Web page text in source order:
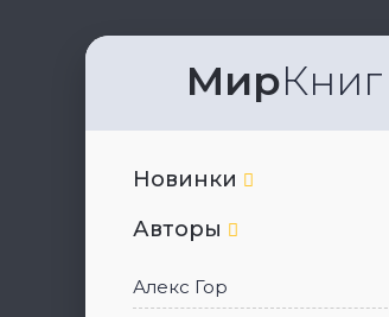
МирКниг
Новинки
Авторы
Алекс Гор